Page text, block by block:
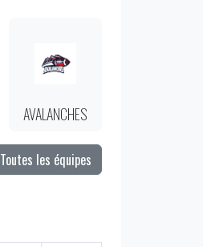
AVALANCHES
Toutes les équipes